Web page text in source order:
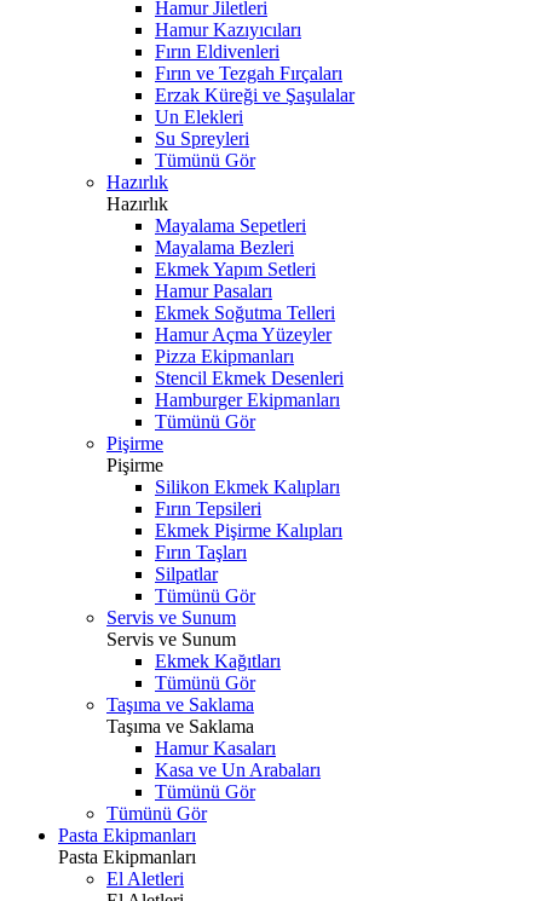
Hamur Jiletleri
Hamur Kazıyıcıları
Fırın Eldivenleri
Fırın ve Tezgah Fırçaları
Erzak Küreği ve Şaşulalar
Un Elekleri
Su Spreyleri
Tümünü Gör
Hazırlık
Hazırlık
Mayalama Sepetleri
Mayalama Bezleri
Ekmek Yapım Setleri
Hamur Pasaları
Ekmek Soğutma Telleri
Hamur Açma Yüzeyler
Pizza Ekipmanları
Stencil Ekmek Desenleri
Hamburger Ekipmanları
Tümünü Gör
Pişirme
Pişirme
Silikon Ekmek Kalıpları
Fırın Tepsileri
Ekmek Pişirme Kalıpları
Fırın Taşları
Silpatlar
Tümünü Gör
Servis ve Sunum
Servis ve Sunum
Ekmek Kağıtları
Tümünü Gör
Taşıma ve Saklama
Taşıma ve Saklama
Hamur Kasaları
Kasa ve Un Arabaları
Tümünü Gör
Tümünü Gör
Pasta Ekipmanları
Pasta Ekipmanları
El Aletleri